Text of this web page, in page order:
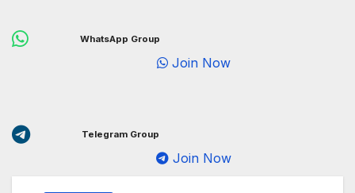
WhatsApp Group
Join Now
Telegram Group
Join Now